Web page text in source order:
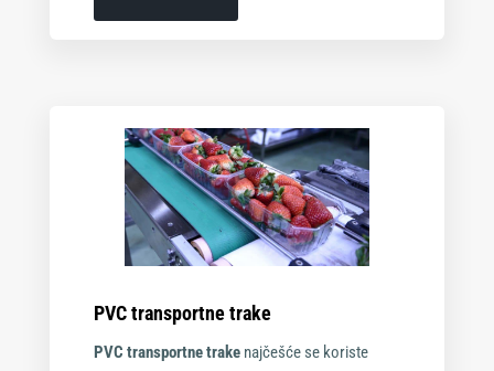
PVC transportne trake
PVC transportne trakenajčešće se koriste